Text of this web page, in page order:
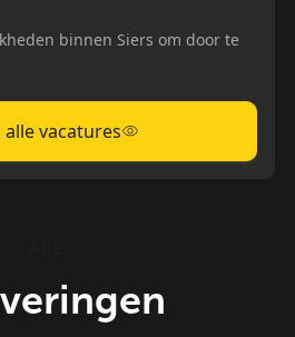
binnen Siers om door te
alle vacatures